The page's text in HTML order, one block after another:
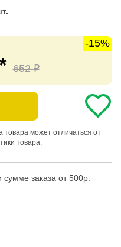
-15%
652 ₽
может отличаться от
товара.
сумме заказа от 500р.